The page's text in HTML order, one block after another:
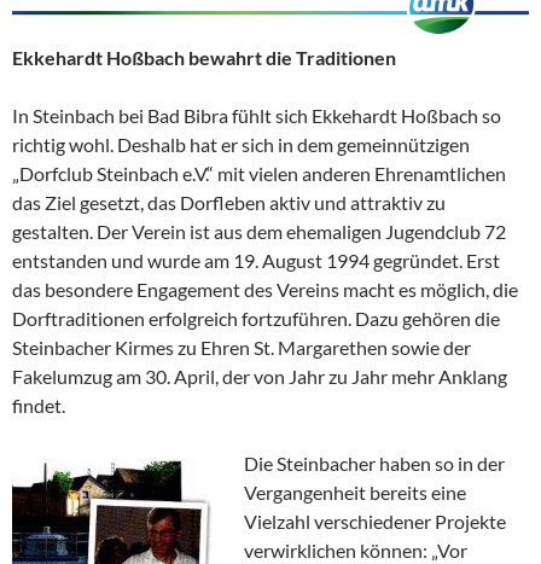
Ekkehardt Hoßbach bewahrt die Traditionen
In Steinbach bei Bad Bibra fühlt sich Ekkehardt Hoßbach so
richtig wohl. Deshalb hat er sich in dem gemeinnützigen
„Dorfclub Steinbach e.V.“ mit vielen anderen Ehrenamtlichen
das Ziel gesetzt, das Dorfleben aktiv und attraktiv zu
gestalten. Der Verein ist aus dem ehemaligen Jugendclub 72
entstanden und wurde am 19. August 1994 gegründet. Erst
das besondere Engagement des Vereins macht es möglich, die
Dorftraditionen erfolgreich fortzuführen. Dazu gehören die
Steinbacher Kirmes zu Ehren St. Margarethen sowie der
Fakelumzug am 30. April, der von Jahr zu Jahr mehr Anklang
findet.
Die Steinbacher haben so in der
Vergangenheit bereits eine
Vielzahl verschiedener Projekte
verwirklichen können: „Vor